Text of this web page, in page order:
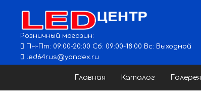
Розничный магазин:
Пн-Пт: 09:00-20:00 Сб: 09:00-18:00 Вс: Выходной
led64rus@yandex.ru
Главная Каталог Галерея